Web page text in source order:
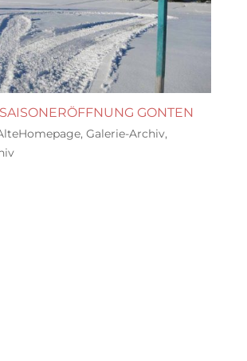
GONTEN
, Galerie-Archiv,